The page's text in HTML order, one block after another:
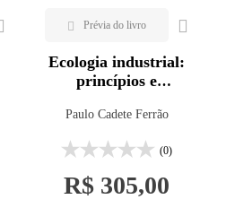
Ecologia industrial:
princípios e
Paulo Cadete Ferrão
(0)
R$ 305,00